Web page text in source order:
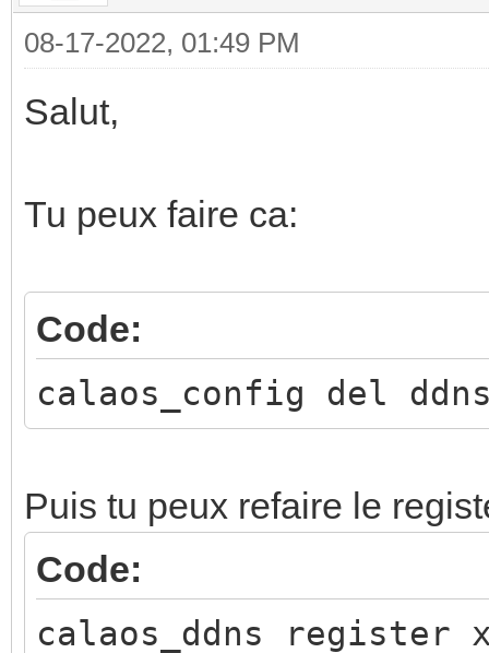
08-17-2022, 01:49 PM
Salut,
Tu peux faire ca:
Code:
calaos_config del
Puis tu peux refaire le
Code:
calaos_ddns register